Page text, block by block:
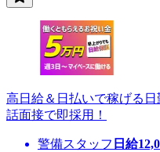
高日給＆日払いで稼げる
話面接で即採用！
警備スタッフ 日給